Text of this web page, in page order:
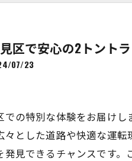
区で安心の2トント
07/23
での特別な体験をお届け
々とした道路や快適な運
発見できるチャンスです